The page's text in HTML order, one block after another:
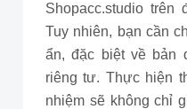
Shopacc.studio
Tuy nhiên, bạn cần
ẩn, đặc biệt về bản
riêng tư. Thực hiện
nhiệm sẽ không chỉ